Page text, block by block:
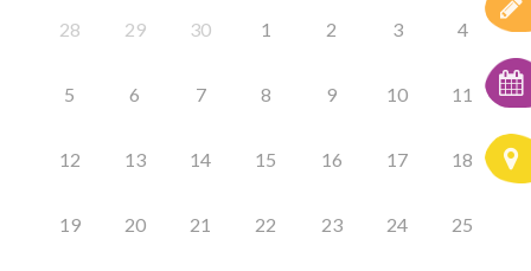
28 29 30 1 2 3 4
5 6 7 8 9 10 11
12 13 14 15 16 17 18
19 20 21 22 23 24 25